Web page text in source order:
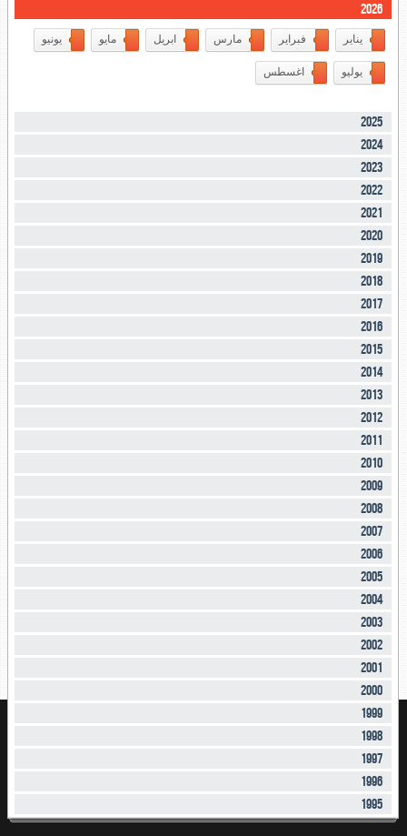
2026
يناير فبراير مارس ابريل مايو يونيو
يوليو اغسطس
2025
2024
2023
2022
2021
2020
2019
2018
2017
2016
2015
2014
2013
2012
2011
2010
2009
2008
2007
2006
2005
2004
2003
2002
2001
2000
1999
1998
1997
1996
1995